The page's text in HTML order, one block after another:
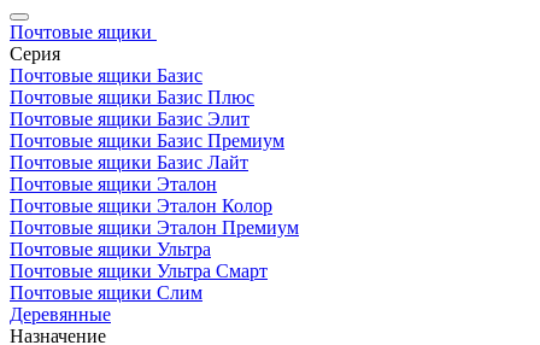
Почтовые ящики
Серия
Почтовые ящики Базис
Почтовые ящики Базис Плюс
Почтовые ящики Базис Элит
Почтовые ящики Базис Премиум
Почтовые ящики Базис Лайт
Почтовые ящики Эталон
Почтовые ящики Эталон Колор
Почтовые ящики Эталон Премиум
Почтовые ящики Ультра
Почтовые ящики Ультра Смарт
Почтовые ящики Слим
Деревянные
Назначение